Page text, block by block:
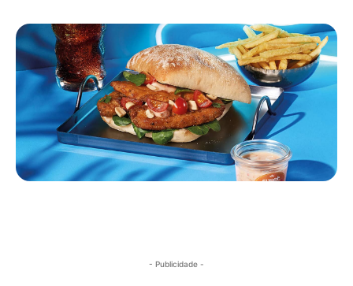
- Publicidade -